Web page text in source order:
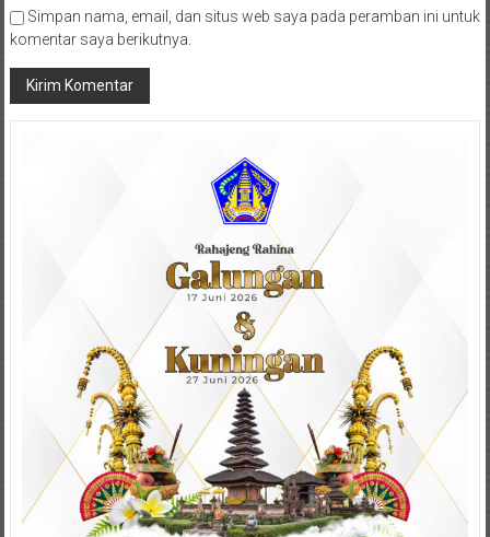
Simpan nama, email, dan situs web saya pada peramban ini untuk
komentar saya berikutnya.